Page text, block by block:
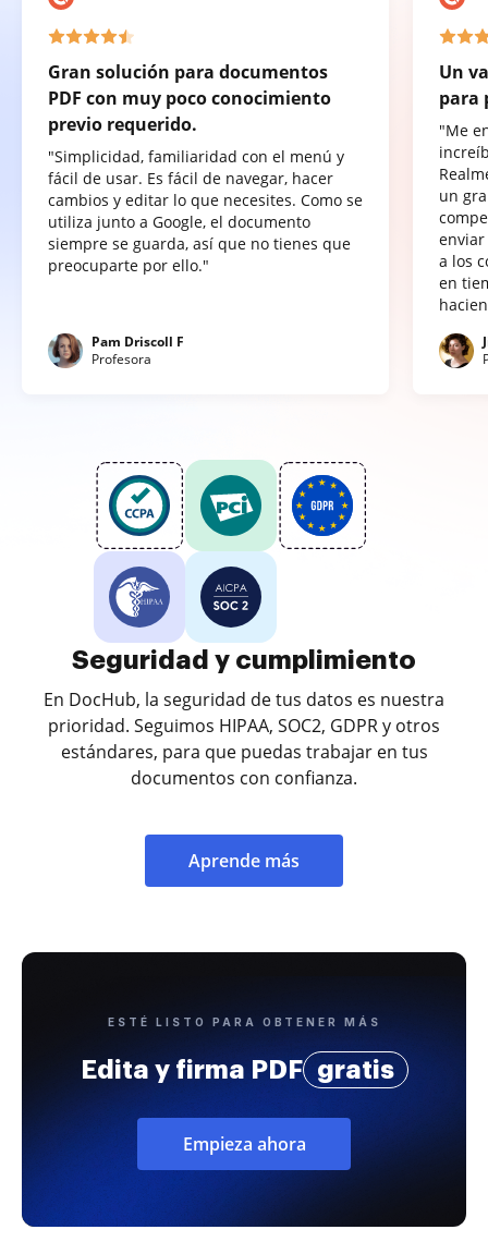
Gran solución para documentos
PDF con muy poco conocimiento
previo requerido.
"Simplicidad, familiaridad con el menú y
fácil de usar. Es fácil de navegar, hacer
cambios y editar lo que necesites. Como se
utiliza junto a Google, el documento
siempre se guarda, así que no tienes que
preocuparte por ello."
Pam Driscoll F
Profesora
Un
para
"Me
un
a los
en
Seguridad y cumplimiento
En DocHub, la seguridad de tus datos es nuestra
prioridad. Seguimos HIPAA, SOC2, GDPR y otros
estándares, para que puedas trabajar en tus
documentos con confianza.
Aprende más
ESTÉ LISTO PARA OBTENER MÁS
Edita y firma PDF gratis
Empieza ahora